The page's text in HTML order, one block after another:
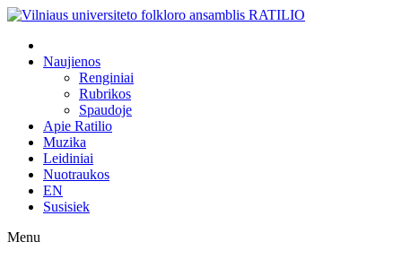
Naujienos
Renginiai
Rubrikos
Spaudoje
Apie Ratilio
Muzika
Leidiniai
Nuotraukos
EN
Susisiek
Menu